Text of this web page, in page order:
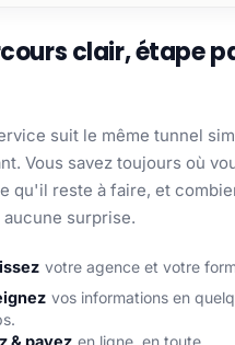
clair, étape
suit le même tunnel
Vous savez toujours où
qu'il reste à faire, et
aucune surprise.
votre agence et votre
vos informations en
& payez en ligne, en toute